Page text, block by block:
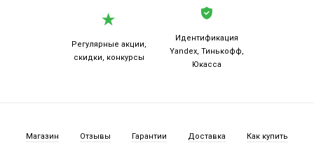
Регулярные акции,
скидки, конкурсы
Идентификация
Yandex, Тинькофф,
Юкасса
Магазин Отзывы Гарантии Доставка Как купить